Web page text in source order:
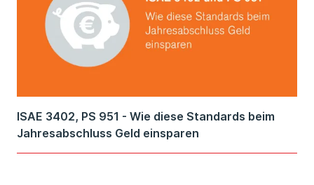
ISAE 3402, PS 951 - Wie diese Standards beim
Jahresabschluss Geld einsparen